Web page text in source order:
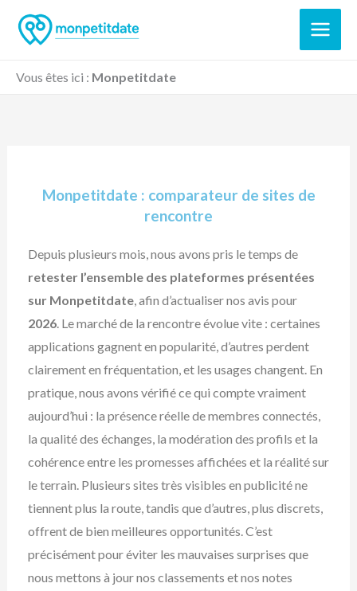
Vous êtes ici : Monpetitdate
Monpetitdate : comparateur de sites de
rencontre
Depuis plusieurs mois, nous avons pris le temps de
retester l’ensemble des plateformes présentées
sur Monpetitdate, afin d’actualiser nos avis pour
2026. Le marché de la rencontre évolue vite : certaines
applications gagnent en popularité, d’autres perdent
clairement en fréquentation, et les usages changent. En
pratique, nous avons vérifié ce qui compte vraiment
aujourd’hui : la présence réelle de membres connectés,
la qualité des échanges, la modération des profils et la
cohérence entre les promesses affichées et la réalité sur
le terrain. Plusieurs sites très visibles en publicité ne
tiennent plus la route, tandis que d’autres, plus discrets,
offrent de bien meilleures opportunités. C’est
précisément pour éviter les mauvaises surprises que
nous mettons à jour nos classements et nos notes